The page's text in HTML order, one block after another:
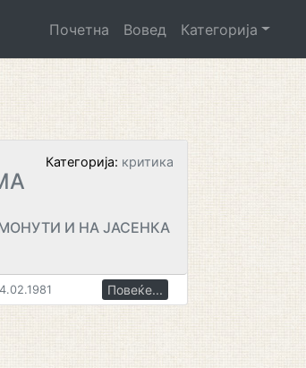
Почетна Вовед Категорија
Категорија: критика
И НА ЈАСЕНКА
Повеќе...